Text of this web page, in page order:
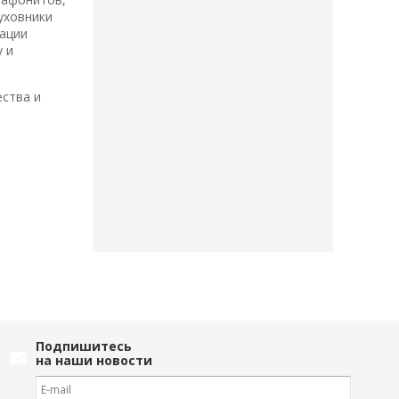
и
и
Подпишитесь
на наши новости